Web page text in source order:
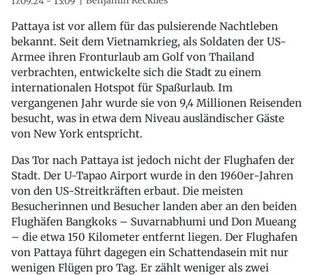
Pattaya ist vor allem für das pulsierende Nachtleben
bekannt. Seit dem Vietnamkrieg, als Soldaten der US-
Armee ihren Fronturlaub am Golf von Thailand
verbrachten, entwickelte sich die Stadt zu einem
internationalen Hotspot für Spaßurlaub. Im
vergangenen Jahr wurde sie von 9,4 Millionen Reisenden
besucht, was in etwa dem Niveau ausländischer Gäste
von New York entspricht.
Das Tor nach Pattaya ist jedoch nicht der Flughafen der
Stadt. Der U-Tapao Airport wurde in den 1960er-Jahren
von den US-Streitkräften erbaut. Die meisten
Besucherinnen und Besucher landen aber an den beiden
Flughäfen Bangkoks – Suvarnabhumi und Don Mueang
– die etwa 150 Kilometer entfernt liegen. Der Flughafen
von Pattaya führt dagegen ein Schattendasein mit nur
wenigen Flügen pro Tag. Er zählt weniger als zwei